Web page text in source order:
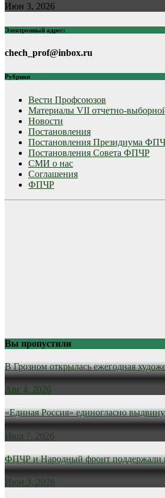
Июн 3, 2026
Электронный адрес:
chech_prof@inbox.ru
Рубрики
Вести Профсоюзов
Материалы VII отчетно-
Новости
Постановления
Постановления Президиума
Постановления Совета ФПЧР
СМИ о нас
Соглашения
ФПЧР
Вы пропустили
В Грозном открылась ежегодная
Авг 4, 2026
«Единая Россия» единогласно
Июл 7, 2026
ФПЧР и Народный фронт поддержали
Июн 3, 2026